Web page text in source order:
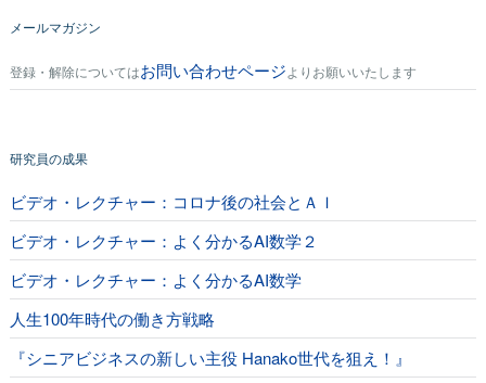
メールマガジン
登録・解除についてはお問い合わせページよりお願いいたします
研究員の成果
ビデオ・レクチャー：コロナ後の社会とＡＩ
ビデオ・レクチャー：よく分かるAI数学２
ビデオ・レクチャー：よく分かるAI数学
人生100年時代の働き方戦略
『シニアビジネスの新しい主役 Hanako世代を狙え！』